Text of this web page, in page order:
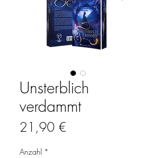
Unsterblich
verdammt
21,90 €
Anzahl *